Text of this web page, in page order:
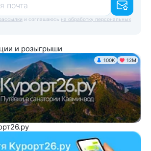
почта
и соглашаюсь на обработку персональных
и розыгрыши
100K 12М